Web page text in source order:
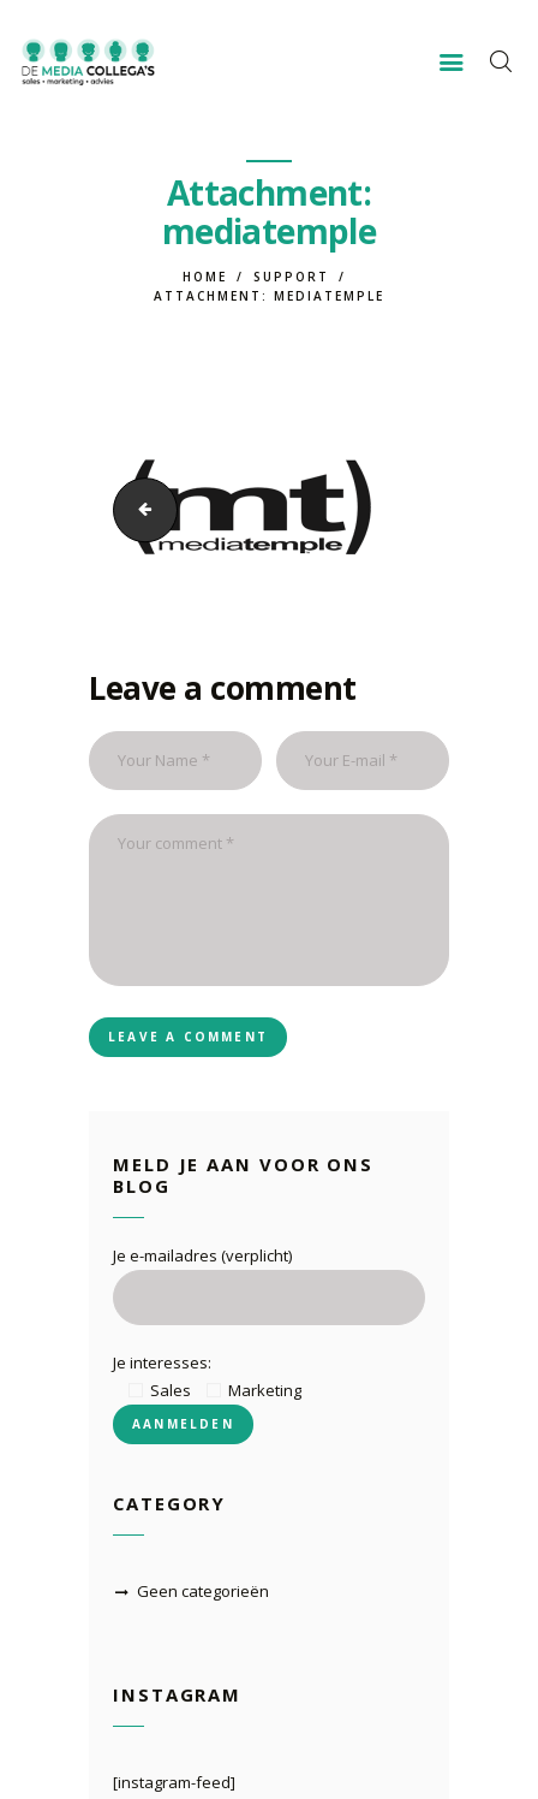
Attachment:
mediatemple
HOME
SUPPORT
ATTACHMENT: MEDIATEMPLE
VOOR WIE?
OVER ONS
CONTACT
inmotion
Leave a comment
MELD JE AAN VOOR ONS
BLOG
Je e-mailadres (verplicht)
Je interesses:
Sales
Marketing
CATEGORY
Geen categorieën
INSTAGRAM
[instagram-feed]